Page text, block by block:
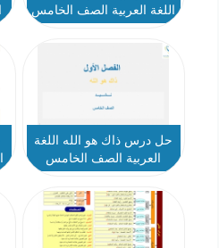
اللغة العربية الصف الخامس
حل درس ذاك هو الله اللغة
العربية الصف الخامس